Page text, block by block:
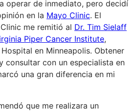
operar de inmediato, pero decidí
en la Mayo Clinic. El
me remitió al Dr. Tim Sielaff
Piper Cancer Institute,
en Minneapolis. Obtener
consultar con un especialista en
una gran diferencia en mi
que me realizara un